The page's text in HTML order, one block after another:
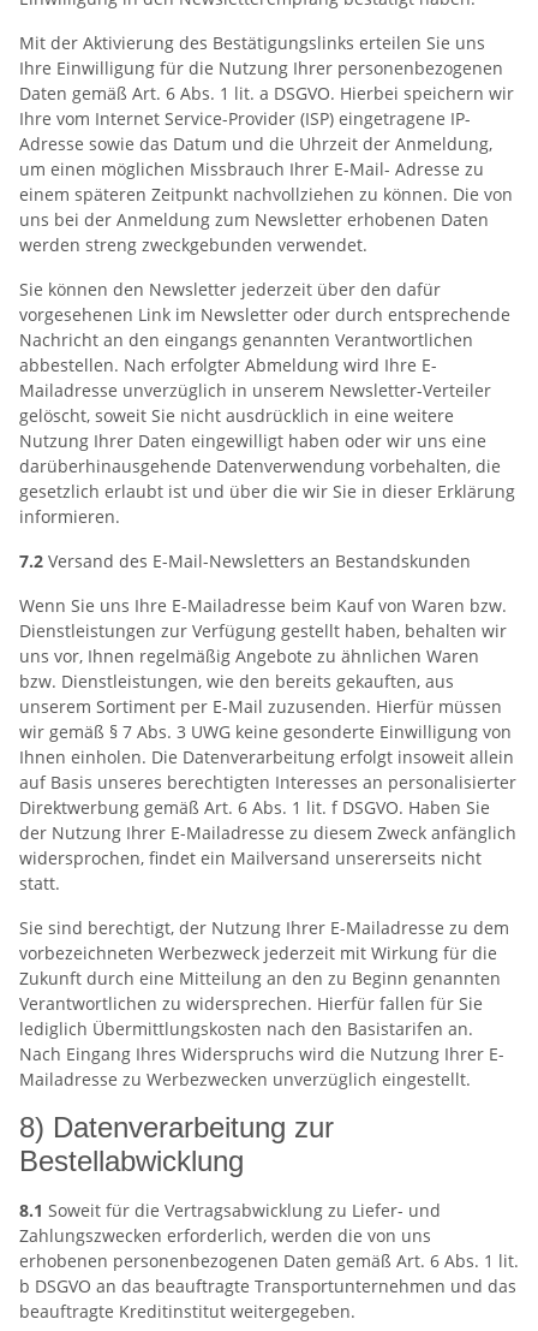
Mit der Aktivierung des Bestätigungslinks erteilen Sie uns
Ihre Einwilligung für die Nutzung Ihrer personenbezogenen
Daten gemäß Art. 6 Abs. 1 lit. a DSGVO. Hierbei speichern wir
Ihre vom Internet Service-Provider (ISP) eingetragene IP-
Adresse sowie das Datum und die Uhrzeit der Anmeldung,
um einen möglichen Missbrauch Ihrer E-Mail- Adresse zu
einem späteren Zeitpunkt nachvollziehen zu können. Die von
uns bei der Anmeldung zum Newsletter erhobenen Daten
werden streng zweckgebunden verwendet.
Sie können den Newsletter jederzeit über den dafür
vorgesehenen Link im Newsletter oder durch entsprechende
Nachricht an den eingangs genannten Verantwortlichen
abbestellen. Nach erfolgter Abmeldung wird Ihre E-
Mailadresse unverzüglich in unserem Newsletter-Verteiler
gelöscht, soweit Sie nicht ausdrücklich in eine weitere
Nutzung Ihrer Daten eingewilligt haben oder wir uns eine
darüberhinausgehende Datenverwendung vorbehalten, die
gesetzlich erlaubt ist und über die wir Sie in dieser Erklärung
informieren.
7.2 Versand des E-Mail-Newsletters an Bestandskunden
Wenn Sie uns Ihre E-Mailadresse beim Kauf von Waren bzw.
Dienstleistungen zur Verfügung gestellt haben, behalten wir
uns vor, Ihnen regelmäßig Angebote zu ähnlichen Waren
bzw. Dienstleistungen, wie den bereits gekauften, aus
unserem Sortiment per E-Mail zuzusenden. Hierfür müssen
wir gemäß § 7 Abs. 3 UWG keine gesonderte Einwilligung von
Ihnen einholen. Die Datenverarbeitung erfolgt insoweit allein
auf Basis unseres berechtigten Interesses an personalisierter
Direktwerbung gemäß Art. 6 Abs. 1 lit. f DSGVO. Haben Sie
der Nutzung Ihrer E-Mailadresse zu diesem Zweck anfänglich
widersprochen, findet ein Mailversand unsererseits nicht
statt.
Sie sind berechtigt, der Nutzung Ihrer E-Mailadresse zu dem
vorbezeichneten Werbezweck jederzeit mit Wirkung für die
Zukunft durch eine Mitteilung an den zu Beginn genannten
Verantwortlichen zu widersprechen. Hierfür fallen für Sie
lediglich Übermittlungskosten nach den Basistarifen an.
Nach Eingang Ihres Widerspruchs wird die Nutzung Ihrer E-
Mailadresse zu Werbezwecken unverzüglich eingestellt.
8) Datenverarbeitung zur
Bestellabwicklung
8.1 Soweit für die Vertragsabwicklung zu Liefer- und
Zahlungszwecken erforderlich, werden die von uns
erhobenen personenbezogenen Daten gemäß Art. 6 Abs. 1 lit.
b DSGVO an das beauftragte Transportunternehmen und das
beauftragte Kreditinstitut weitergegeben.